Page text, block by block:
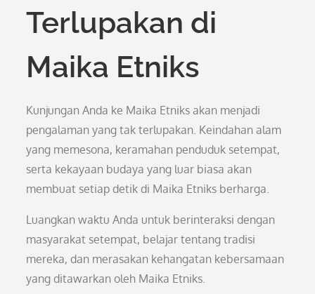
Terlupakan di
Maika Etniks
Kunjungan Anda ke Maika Etniks akan menjadi
pengalaman yang tak terlupakan. Keindahan alam
yang memesona, keramahan penduduk setempat,
serta kekayaan budaya yang luar biasa akan
membuat setiap detik di Maika Etniks berharga.
Luangkan waktu Anda untuk berinteraksi dengan
masyarakat setempat, belajar tentang tradisi
mereka, dan merasakan kehangatan kebersamaan
yang ditawarkan oleh Maika Etniks.